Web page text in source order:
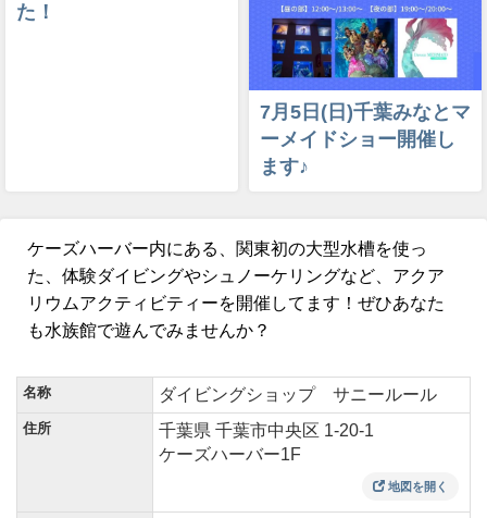
た！
7月5日(日)千葉みなとマ
ーメイドショー開催し
ます♪
ケーズハーバー内にある、関東初の大型水槽を使っ
た、体験ダイビングやシュノーケリングなど、アクア
リウムアクティビティーを開催してます！ぜひあなた
も水族館で遊んでみませんか？
名称 ダイビングショップ サニールール
住所
千葉県 千葉市中央区 1-20-1
ケーズハーバー1F
地図を開く